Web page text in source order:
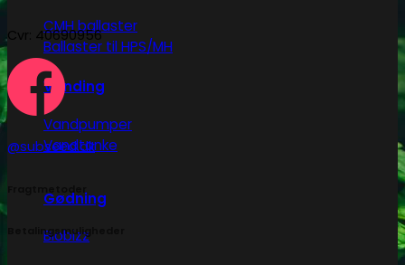
CMH ballaster
Ballaster til HPS/MH
Vanding
Vandpumper
Vandtanke
Gødning
Biobizz
Cvr: 40690956
@subseed.dk
Fragtmetoder
Betalingsmuligheder